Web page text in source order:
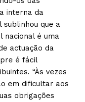
interna da
que a
nacional é uma
actuação da
é fácil
“Às vezes
em dificultar aos
obrigações